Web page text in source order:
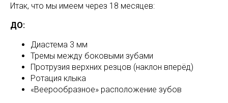
Итак, что мы имеем через 18 месяцев:
ДО:
Диастема 3 мм
Тремы между боковыми зубами
Протрузия верхних резцов (наклон вперёд)
Ротация клыка
«Веерообразное» расположение зубов